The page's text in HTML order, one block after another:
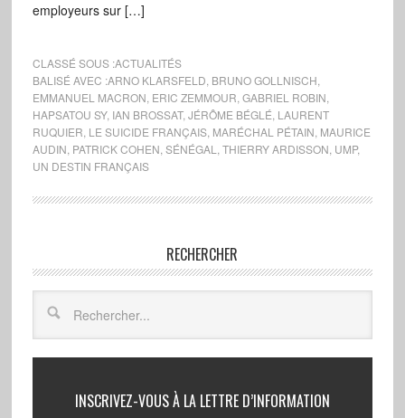
employeurs sur […]
CLASSÉ SOUS :ACTUALITÉS
BALISÉ AVEC :ARNO KLARSFELD BRUNO GOLLNISCH
EMMANUEL MACRON ERIC ZEMMOUR GABRIEL ROBIN
HAPSATOU SY, IAN BROSSAT, JÉRÔME BÉGLÉ LAURENT
RUQUIER LE SUICIDE FRANÇAIS, MARÉCHAL PÉTAIN MAURICE
AUDIN PATRICK COHEN SÉNÉGAL THIERRY ARDISSON UMP,
UN DESTIN FRANÇAIS
RECHERCHER
INSCRIVEZ-VOUS À LA LETTRE D’INFORMATION